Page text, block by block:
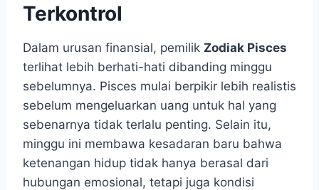
Terkontrol
Dalam urusan finansial, pemilik Zodiak Pisces
terlihat lebih berhati-hati dibanding minggu
sebelumnya. Pisces mulai berpikir lebih realistis
sebelum mengeluarkan uang untuk hal yang
sebenarnya tidak terlalu penting. Selain itu,
minggu ini membawa kesadaran baru bahwa
ketenangan hidup tidak hanya berasal dari
hubungan emosional, tetapi juga kondisi